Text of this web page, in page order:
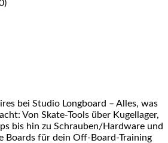
bei Studio Longboard – Alles, was
Von Skate-Tools über Kugellager,
bis hin zu Schrauben/Hardware und
Boards für dein Off-Board-Training